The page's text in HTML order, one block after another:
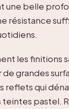
une belle
résistance
les finitions
grandes
reflets qui
pastel.